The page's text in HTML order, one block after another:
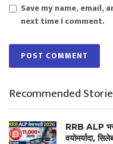
Save my name,
next time I comment.
Recommended
RRB ALP
वयोमर्यादा,